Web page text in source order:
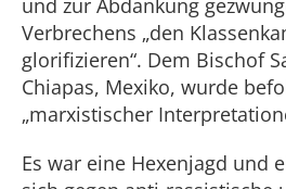
und zur Abdankung
Verbrechens „den
glorifizieren“. Dem Bischof
Chiapas, Mexiko, wurde
„marxistischer
Es war eine Hexenjagd und